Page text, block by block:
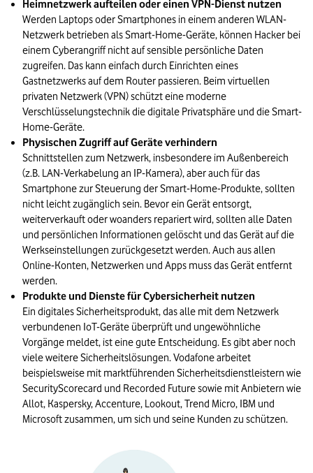
Heimnetzwerk aufteilen oder einen VPN-Dienst nutzen
Werden Laptops oder Smartphones in einem anderen WLAN-
Netzwerk betrieben als Smart-Home-Geräte, können Hacker bei
einem Cyberangriff nicht auf sensible persönliche Daten
zugreifen. Das kann einfach durch Einrichten eines
Gastnetzwerks auf dem Router passieren. Beim virtuellen
privaten Netzwerk (VPN) schützt eine moderne
Verschlüsselungstechnik die digitale Privatsphäre und die Smart-
Home-Geräte.
Physischen Zugriff auf Geräte verhindern
Schnittstellen zum Netzwerk, insbesondere im Außenbereich
(z.B. LAN-Verkabelung an IP-Kamera), aber auch für das
Smartphone zur Steuerung der Smart-Home-Produkte, sollten
nicht leicht zugänglich sein. Bevor ein Gerät entsorgt,
weiterverkauft oder woanders repariert wird, sollten alle Daten
und persönlichen Informationen gelöscht und das Gerät auf die
Werkseinstellungen zurückgesetzt werden. Auch aus allen
Online-Konten, Netzwerken und Apps muss das Gerät entfernt
werden.
Produkte und Dienste für Cybersicherheit nutzen
Ein digitales Sicherheitsprodukt, das alle mit dem Netzwerk
verbundenen IoT-Geräte überprüft und ungewöhnliche
Vorgänge meldet, ist eine gute Entscheidung. Es gibt aber noch
viele weitere Sicherheitslösungen. Vodafone arbeitet
beispielsweise mit marktführenden Sicherheitsdienstleistern wie
SecurityScorecard und Recorded Future sowie mit Anbietern wie
Allot, Kaspersky, Accenture, Lookout, Trend Micro, IBM und
Microsoft zusammen, um sich und seine Kunden zu schützen.